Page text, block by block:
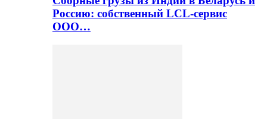
Россию: собственный LCL-сервис
ООО…